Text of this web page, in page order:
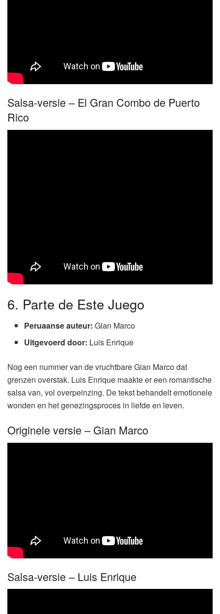
Salsa-versie – El Gran Combo de Puerto
Rico
6. Parte de Este Juego
Peruaanse auteur: Gian Marco
Uitgevoerd door: Luis Enrique
Nog een nummer van de vruchtbare Gian Marco dat
grenzen overstak. Luis Enrique maakte er een romantische
salsa van, vol overpeinzing. De tekst behandelt emotionele
wonden en het genezingsproces in liefde en leven.
Originele versie – Gian Marco
Salsa-versie – Luis Enrique